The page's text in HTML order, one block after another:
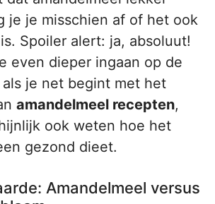
je je misschien af of het ook
Spoiler alert: ja, absoluut!
even dieper ingaan op de
als je net begint met het
amandelmeel recepten,
ook weten hoe het
gezond dieet.
Amandelmeel versus